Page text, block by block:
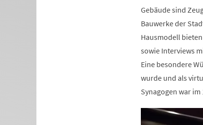
Gebäude sind
Bauwerke der
Hausmodell
sowie Interviews
Eine besondere
wurde und als
Synagogen war